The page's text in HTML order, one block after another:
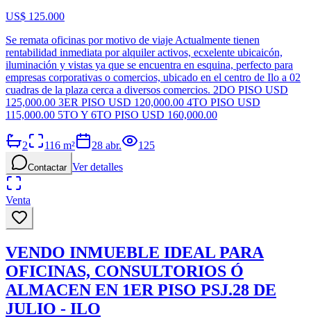
US$ 125.000
Se remata oficinas por motivo de viaje Actualmente tienen
rentabilidad inmediata por alquiler activos, ecxelente ubicaicón,
iluminación y vistas ya que se encuentra en esquina, perfecto para
empresas corporativas o comercios, ubicado en el centro de Ilo a 02
cuadras de la plaza cerca a diversos comercios. 2DO PISO USD
125,000.00 3ER PISO USD 120,000.00 4TO PISO USD
115,000.00 5TO Y 6TO PISO USD 160,000.00
2 116 m² 28 abr. 125
Contactar Ver detalles
Venta
VENDO INMUEBLE IDEAL PARA
OFICINAS, CONSULTORIOS Ó
ALMACEN EN 1ER PISO PSJ.28 DE
JULIO - ILO